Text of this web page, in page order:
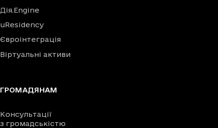
Дія.Engine
uResidency
Євроінтеграція
Віртуальні активи
ГРОМАДЯНАМ
Консультації
з громадськістю